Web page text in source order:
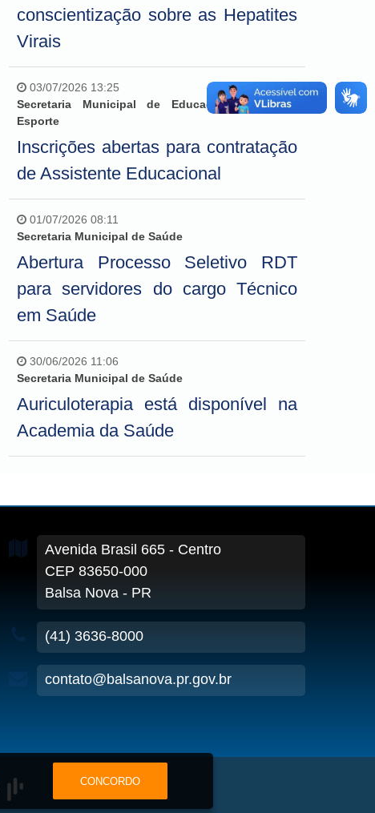
conscientização sobre as Hepatites
Virais
03/07/2026 13:25
Secretaria Municipal de Educação, Cultura e
Esporte
Inscrições abertas para contratação
de Assistente Educacional
01/07/2026 08:11
Secretaria Municipal de Saúde
Abertura Processo Seletivo RDT
para servidores do cargo Técnico
em Saúde
30/06/2026 11:06
Secretaria Municipal de Saúde
Auriculoterapia está disponível na
Academia da Saúde
Avenida Brasil 665 - Centro
CEP 83650-000
Balsa Nova - PR
(41) 3636-8000
contato@balsanova.pr.gov.br
CONCORDO